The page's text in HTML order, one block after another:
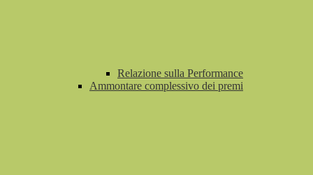
Relazione sulla Performance
Ammontare complessivo dei premi